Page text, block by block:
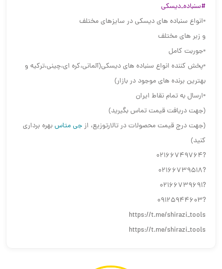
#سنباده_دیسکی
▫️انواع سنباده های دیسکی در سایزهای مختلف
و زبر های مختلف
▫️جوربت کامل
▫️پخش کننده انواع سنباده های دیسکی(آلمانی،کره ای،چینی،ترکیه و
بهترین برنده های موجود در بازار)
▫️ارسال به تمام نقاط ایران
(جهت دریافت قیمت تماس بگیرید)
(جهت درج قیمت محصولات در تالارتوزیع، ازجی متاسبهره برداری
کنید)
?02166749764
?02166739518
?02166739691
?09125944603
https://t.me/shirazi_tools
https://t.me/shirazi_tools